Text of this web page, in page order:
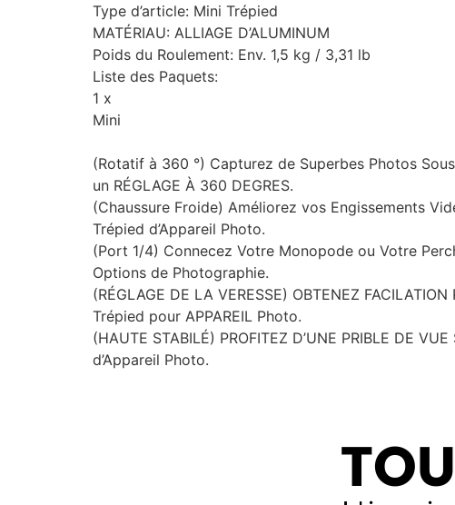
Type d’article: Mini Trépied
MATÉRIAU: ALLIAGE D’ALUMINUM
Poids du Roulement: Env. 1,5 kg / 3,31 lb
Liste des Paquets:
1 x
Mini
(Rotatif à 360 °) Capturez de Superbes Photos
un RÉGLAGE À 360 DEGRES.
(Chaussure Froide) Améliorez vos Engissements
Trépied d’Appareil Photo.
(Port 1/4) Connecez Votre Monopode ou Votre
Options de Photographie.
(RÉGLAGE DE LA VERESSE) OBTENEZ
Trépied pour APPAREIL Photo.
(HAUTE STABILÉ) PROFITEZ D’UNE PRIBLE DE
d’Appareil Photo.